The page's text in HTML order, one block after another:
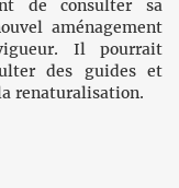
de consulter sa
aménagement
Il pourrait
des guides et
renaturalisation.